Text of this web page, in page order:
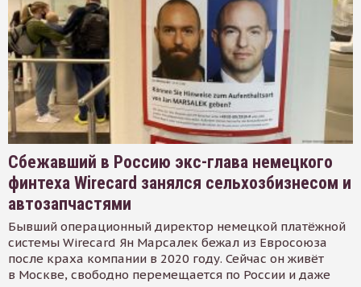
Сбежавший в Россию экс-глава немецкого
финтеха Wirecard занялся сельхозбизнесом и
автозапчастями
Бывший операционный директор немецкой платёжной
системы Wirecard Ян Марсалек бежал из Евросоюза
после краха компании в 2020 году. Сейчас он живёт
в Москве, свободно перемещается по России и даже